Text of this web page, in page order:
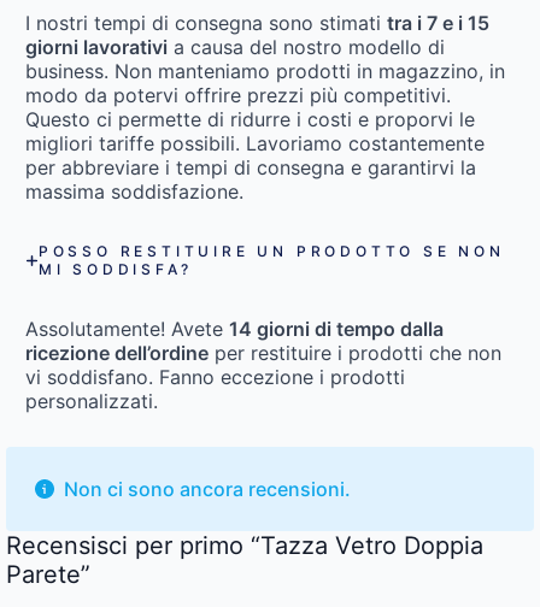
I nostri tempi di consegna sono stimati tra i 7 e i 15
giorni lavorativi a causa del nostro modello di
business. Non manteniamo prodotti in magazzino, in
modo da potervi offrire prezzi più competitivi.
Questo ci permette di ridurre i costi e proporvi le
migliori tariffe possibili. Lavoriamo costantemente
per abbreviare i tempi di consegna e garantirvi la
massima soddisfazione.
POSSO RESTITUIRE UN PRODOTTO SE NON
MI SODDISFA?
Assolutamente! Avete 14 giorni di tempo dalla
ricezione dell’ordine per restituire i prodotti che non
vi soddisfano. Fanno eccezione i prodotti
personalizzati.
Non ci sono ancora recensioni.
Recensisci per primo “Tazza Vetro Doppia
Parete”